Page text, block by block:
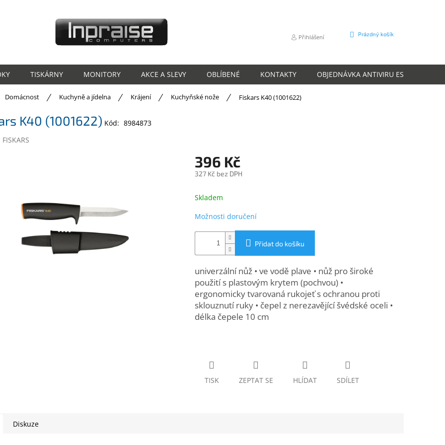
Přihlášení
NÁKUPNÍ
Prázdný košík
TISKÁRNY MONITORY AKCE A SLEVY OBLÍBENÉ KONTAKTY OBJEDNÁVKA ANTIVIRU ESET
Domácnost Kuchyně a jídelna Krájení Kuchyňské nože Fiskars K40 (1001622)
K40 (1001622) Kód: 8984873
FISKARS
396 Kč
327 Kč bez DPH
cena:
Skladem
Možnosti doručení
Přidat do košíku
univerzální nůž • ve vodě plave • nůž pro široké
použití s plastovým krytem (pochvou) •
ergonomicky tvarovaná rukojeť s ochranou proti
sklouznutí ruky • čepel z nerezavějící švédské oceli •
délka čepele 10 cm
TISK ZEPTAT SE HLÍDAT SDÍLET
Diskuze